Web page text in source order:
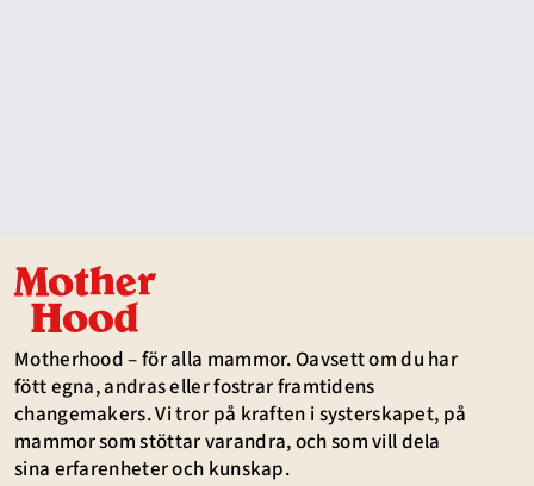
Motherhood – för alla mammor. Oavsett om du har
fött egna, andras eller fostrar framtidens
changemakers. Vi tror på kraften i systerskapet, på
mammor som stöttar varandra, och som vill dela
sina erfarenheter och kunskap.